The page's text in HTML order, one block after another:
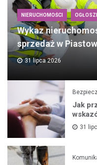
NIERUCHOMOŚCI
Wykaz
sprzedaż w
31 lipca 2026
Jak
31